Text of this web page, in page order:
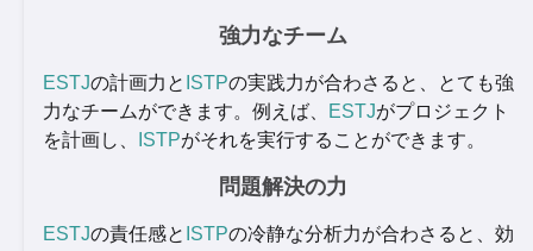
強力なチーム
ESTJの計画力と ISTPの実践力が合わさると、とても強
力なチームができます。例えば、
ESTJがプロジェクト
を計画し、
ISTPがそれを実行することができます。
問題解決の力
ESTJの責任感と ISTPの冷静な分析力が合わさると、効